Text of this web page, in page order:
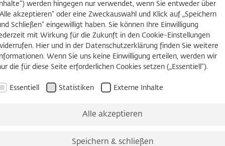
Study für die
sich mit ukrainischen und internationalen Partnern
Ukraine Institute for Advanced Study (UIAS) in
Kriegsbedingungen wird zunächst eine virtuelle
fördert diesen Schritt mit einer
Inhalte“) werden hingegen nur verwendet, wenn Sie entweder über
akzeptieren“ oder eine Zweckauswahl und Klick auf „Speichern
Schließen“ eingewilligt haben. Sie können Ihre Einwilligung
mit Wirkung für die Zukunft in den Cookie-Einstellungen
Hier und in der Datenschutzerklärung finden Sie weitere
Informationen. Wenn Sie uns keine Einwilligung erteilen, werden wir
die für diese Seite erforderlichen Cookies setzen („Essentiell“).
Essentiell Statistiken Externe Inhalte
Alle akzeptieren
Speichern & schließen